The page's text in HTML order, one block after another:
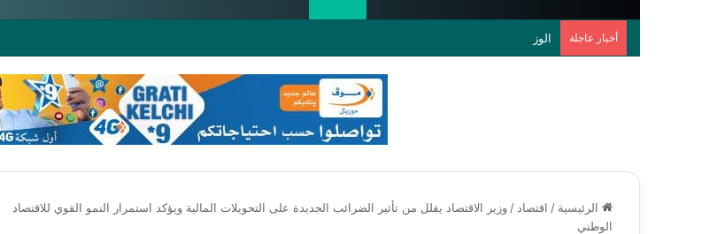
أخبار عاجلة الوزير الأول يبحث مع السفير الجزائري تعزيز التعاون بين موريتانيا والجزائر
الرئيسية / اقتصاد / وزير الاقتصاد يقلل من تأثير الضرائب الجديدة على التحويلات المالية ويؤكد استمرار النمو القوي للاقتصاد
الوطني